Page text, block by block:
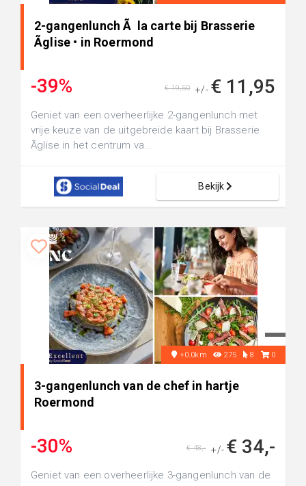
2-gangenlunch Ã la carte bij Brasserie
Ãglise • in Roermond
-39% +/- € 11,95
€ 19,50
Geniet van een overheerlijke 2-gangenlunch met
vrije keuze van de uitgebreide kaart bij Brasserie
Ãglise in het centrum va...
Bekijk
+0.0km 275 8 0
3-gangenlunch van de chef in hartje
Roermond
-30% +/- € 34,-
€ 48,-
Geniet van een overheerlijke 3-gangenlunch van de